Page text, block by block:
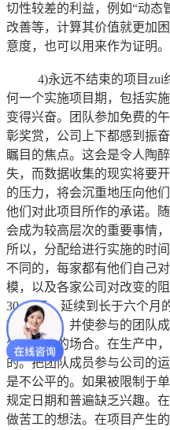
切性较差的利益，例如“动态
改善等，计算其价值就更加
意度，也可以用来作为证明。
4)永远不结束的项目zui终
何一个实施项目期，包括实
变得兴奋。团队参加免费的
彰奖赏，公司上下都感到振
瞩目的焦点。这会是令人陶
失，而数据收集的现实将要
的压力，将会沉重地压向他
他们对此项目所作的承诺。
会成为较高层次的重要事情
所以，分配给进行实施的时
不同的，每家都有他们自己
模，以及各家公司对改变的
30-40天。延续到长于六个月
提出论证，并使参与的团队
生气勃勃的场合。在生产中
的。把团队成员参与公司的
是不公平的。如果被限制于
规定日期和普遍缺乏兴趣。
做苦工的想法。在项目产生